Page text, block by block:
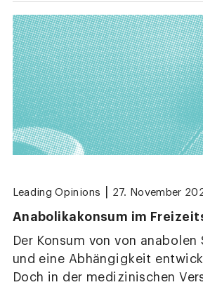
Leading Opinions 27. November
Anabolikakonsum im
Der Konsum von von
und eine Abhängigkeit
Doch in der medizinischen